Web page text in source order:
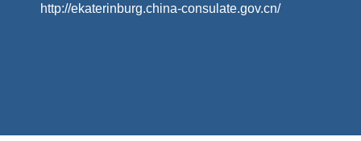
http://ekaterinburg.china-consulate.gov.cn/